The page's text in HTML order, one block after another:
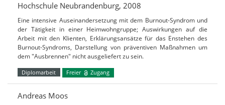
Hochschule Neubrandenburg, 2008
Eine intensive Auseinandersetzung mit dem Burnout-Syndrom und
der Tätigkeit in einer Heimwohngruppe; Auswirkungen auf die
Arbeit mit den Klienten, Erklärungsansätze für das Enstehen des
Burnout-Syndroms, Darstellung von präventiven Maßnahmen um
dem "Ausbrennen" nicht ausgeliefert zu sein.
Diplomarbeit Freier Zugang
Andreas Moos